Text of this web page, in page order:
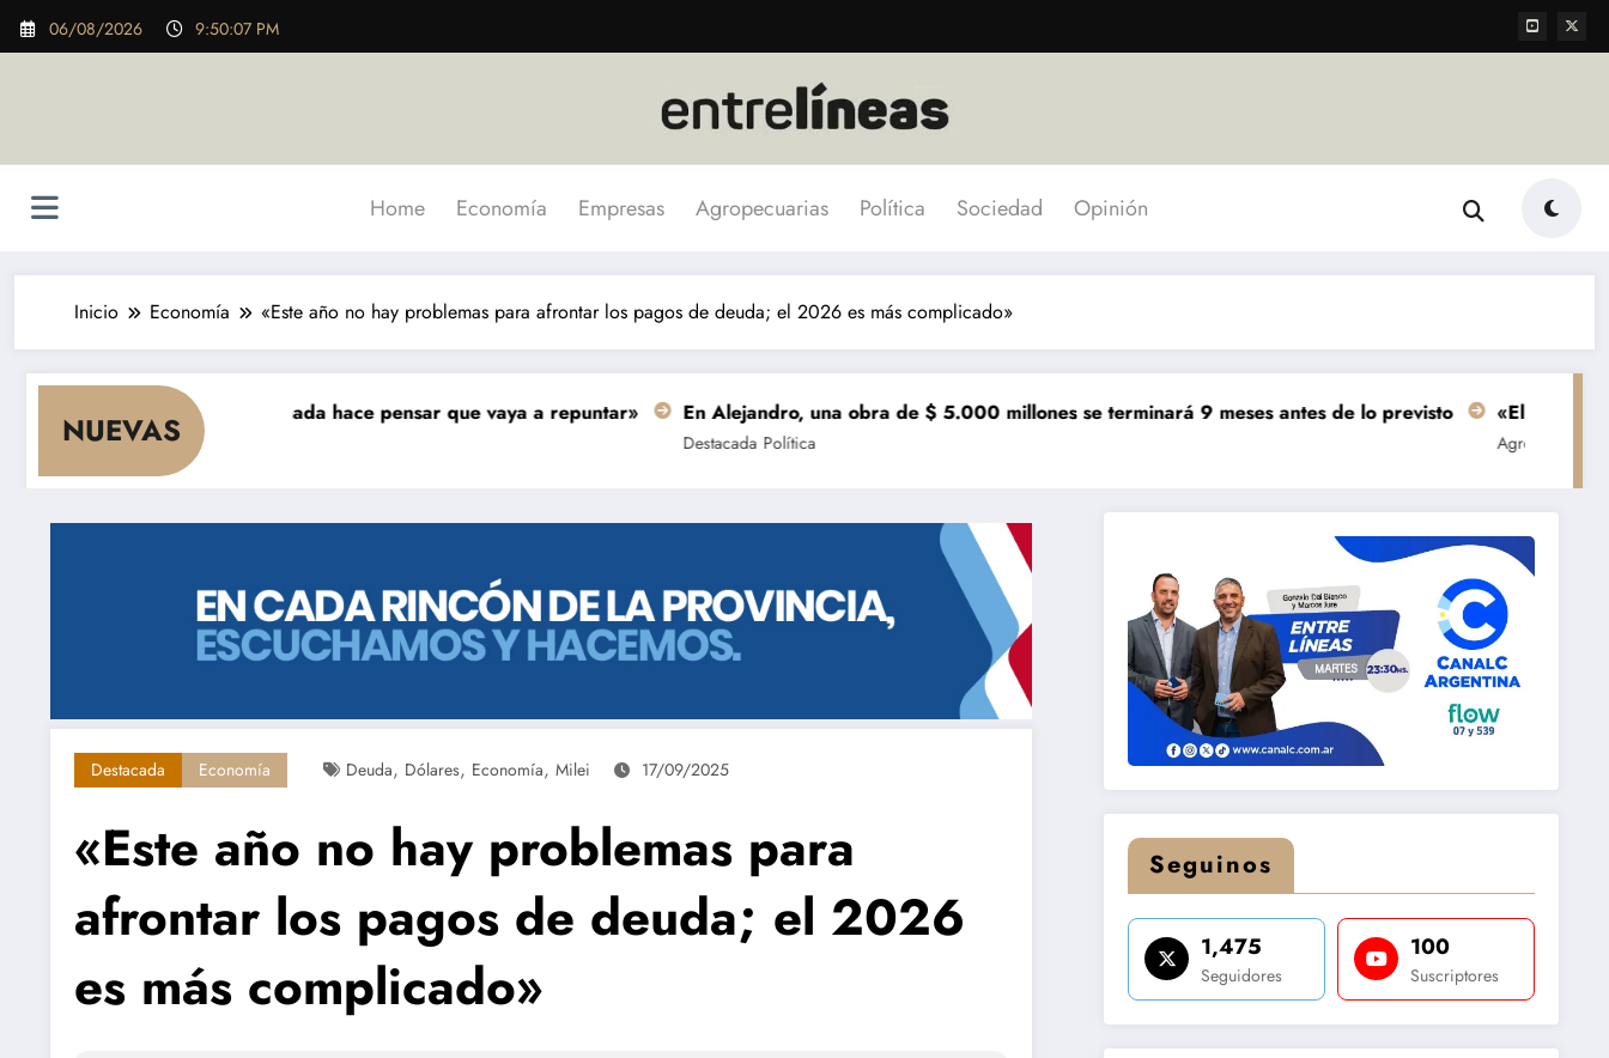
Saltar
06/08/2026 9:50:08 PM
Home Economía Empresas Agropecuarias Política Sociedad Opinión
Inicio Economía «Este año no hay problemas para afrontar los pagos de deuda; el 2026 es más complicado»
NUEVAS
cae el consumo y nada hace pensar que vaya a repuntar» En Alejandro, una obra de $ 5.000 millones se terminará 9 meses antes de lo previsto
Política
«El mundo AgTech es
Agropecuarias Destacada
Destacada Economía Deuda, Dólares, Economía, Milei 17/09/2025
«Este año no hay problemas para
afrontar los pagos de deuda; el 2026
es más complicado»
Seguinos
1,475
Seguidores
100
Suscriptores